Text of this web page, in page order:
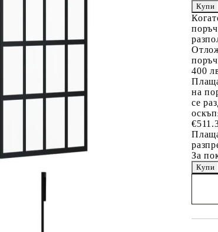
400
на
се
За